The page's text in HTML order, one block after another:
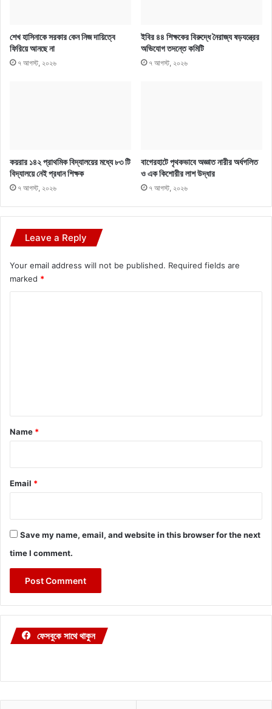
শেখ হাসিনাকে সরকার কেন নিজ দায়িত্বে
ফিরিয়ে আনছে না
৭ আগস্ট, ২০২৬
ইবির ৪৪ শিক্ষকের বিরুদ্ধে নৈরাজ্য ষড়যন্ত্রের
অভিযোগ তদন্তে কমিটি
৭ আগস্ট, ২০২৬
কয়রার ১৪২ প্রাথমিক বিদ্যালয়ের মধ্যে ৮৩ টি
বিদ্যালয়ে নেই প্রধান শিক্ষক
৭ আগস্ট, ২০২৬
বাগেরহাটে পৃথকভাবে অজ্ঞাত নারীর অর্ধগলিত
ও এক কিশোরীর লাশ উদ্ধার
৭ আগস্ট, ২০২৬
Leave a Reply
Your email address will not be published. Required fields are
marked *
*
Name *
Email *
Save my name, email, and website in this browser for the next
time I comment.
ফেসবুকে সাথে থাকুন